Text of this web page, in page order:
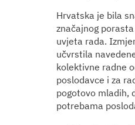
Hrvatska je bila
značajnog
uvjeta rada.
učvrstila
kolektivne radne
poslodavce i za
pogotovo mladih,
potrebama